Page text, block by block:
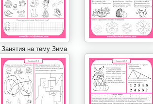
Занятия на тему Зима